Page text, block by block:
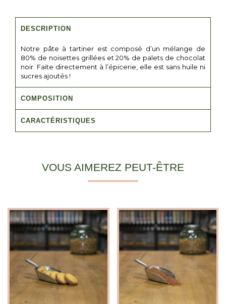
DESCRIPTION
Notre pâte à tartiner est composé d’un mélange de
80% de noisettes grillées et 20% de palets de chocolat
noir. Faite directement à l’épicerie, elle est sans huile ni
sucres ajoutés !
COMPOSITION
CARACTÉRISTIQUES
VOUS AIMEREZ PEUT-ÊTRE